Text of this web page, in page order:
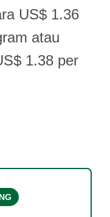
US$ 1.36
atau
1.38 per